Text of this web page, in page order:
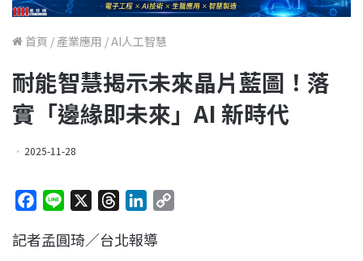
首頁 / 產業應用 /AI人工智慧
耐能智慧揭示未來晶片藍圖！落
實「邊緣即未來」AI 新時代
2025-11-28
c
n
r
n
記者孟圓琦／台北報導